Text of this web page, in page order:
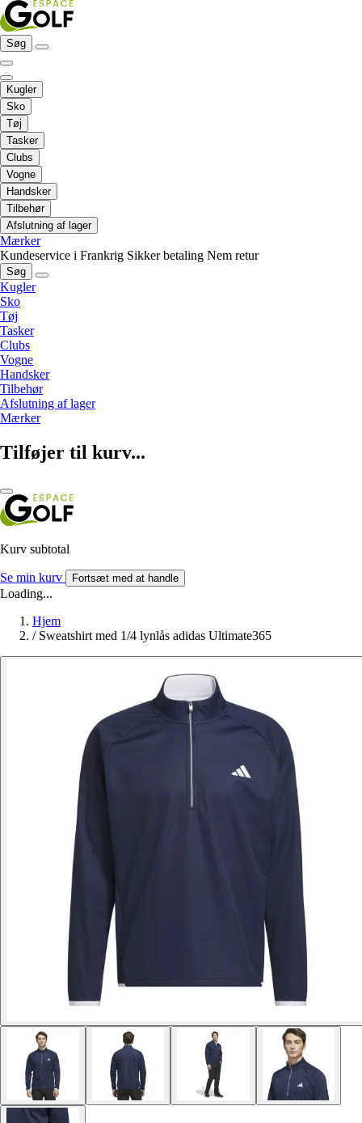
Søg
Kugler
Sko
Tøj
Tasker
Clubs
Vogne
Handsker
Tilbehør
Afslutning af lager
Mærker
Kundeservice i Frankrig Sikker betaling Nem retur
Søg
Kugler
Sko
Tøj
Tasker
Clubs
Vogne
Handsker
Tilbehør
Afslutning af lager
Mærker
Tilføjer til kurv...
Kurv subtotal
Se min kurv Fortsæt med at handle
Loading...
Hjem
/ Sweatshirt med 1/4 lynlås adidas Ultimate365